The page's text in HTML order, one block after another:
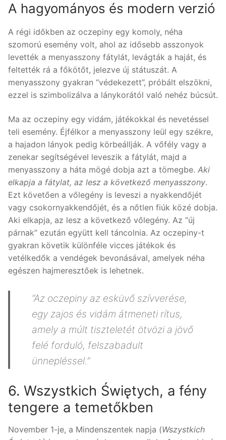
A hagyományos és modern verzió
A régi időkben az oczepiny egy komoly, néha
szomorú esemény volt, ahol az idősebb asszonyok
levették a menyasszony fátylát, levágták a haját, és
feltették rá a főkötőt, jelezve új státuszát. A
menyasszony gyakran “védekezett”, próbált elszökni,
ezzel is szimbolizálva a lánykorától való nehéz búcsút.
Ma az oczepiny egy vidám, játékokkal és nevetéssel
teli esemény. Éjfélkor a menyasszony leül egy székre,
a hajadon lányok pedig körbeállják. A vőfély vagy a
zenekar segítségével leveszik a fátylát, majd a
menyasszony a háta mögé dobja azt a tömegbe. Aki
elkapja a fátylat, az lesz a következő menyasszony.
Ezt követően a vőlegény is leveszi a nyakkendőjét
vagy csokornyakkendőjét, és a nőtlen fiúk közé dobja.
Aki elkapja, az lesz a következő vőlegény. Az “új
párnak” ezután együtt kell táncolnia. Az oczepiny-t
gyakran követik különféle vicces játékok és
vetélkedők a vendégek bevonásával, amelyek néha
egészen hajmeresztőek is lehetnek.
“Az oczepiny az esküvő szívverése,
egy zajos és vidám átmeneti rítus,
amely a múlt tiszteletét ötvözi a jövő
felé forduló, felszabadult
ünnepléssel.”
6. Wszystkich Świętych, a fény
tengere a temetőkben
November 1-je, a Mindenszentek napja (Wszystkich